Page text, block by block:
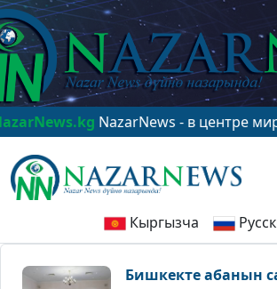
NazarNews - в центре
Кыргызча
Бишкекте абанын